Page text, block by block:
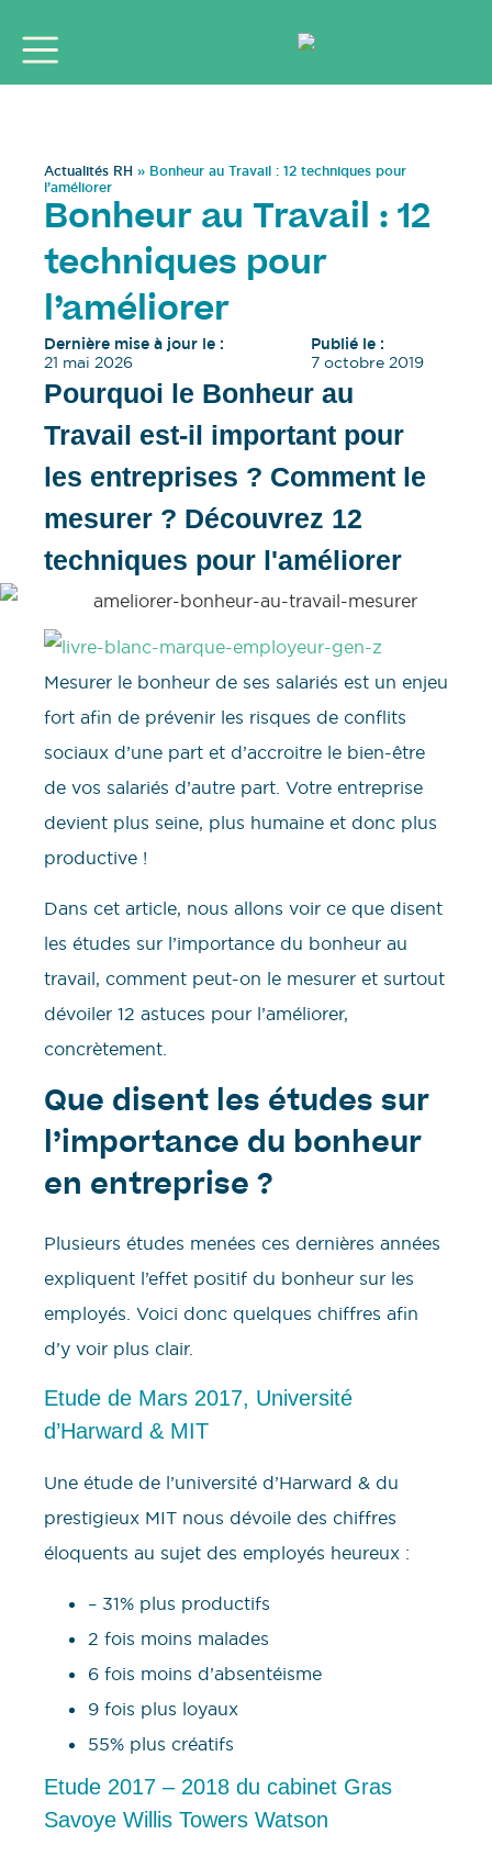
Actualités RH » Bonheur au Travail : 12 techniques pour
l’améliorer
Bonheur au Travail : 12
techniques pour
l’améliorer
Dernière mise à jour le :
21 mai 2026
Publié le :
7 octobre 2019
Pourquoi le Bonheur au
Travail est-il important pour
les entreprises ? Comment le
mesurer ? Découvrez 12
techniques pour l'améliorer
Mesurer le bonheur de ses salariés est un enjeu
fort afin de prévenir les risques de conflits
sociaux d’une part et d’accroitre le bien-être
de vos salariés d’autre part. Votre entreprise
devient plus seine, plus humaine et donc plus
productive !
Dans cet article, nous allons voir ce que disent
les études sur l’importance du bonheur au
travail, comment peut-on le mesurer et surtout
dévoiler 12 astuces pour l’améliorer,
concrètement.
Que disent les études sur
l’importance du bonheur
en entreprise ?
Plusieurs études menées ces dernières années
expliquent l’effet positif du bonheur sur les
employés. Voici donc quelques chiffres afin
d’y voir plus clair.
Etude de Mars 2017, Université
d’Harward & MIT
Une étude de l’université d’Harward & du
prestigieux MIT nous dévoile des chiffres
éloquents au sujet des employés heureux :
– 31% plus productifs
2 fois moins malades
6 fois moins d’absentéisme
9 fois plus loyaux
55% plus créatifs
Etude 2017 – 2018 du cabinet Gras
Savoye Willis Towers Watson